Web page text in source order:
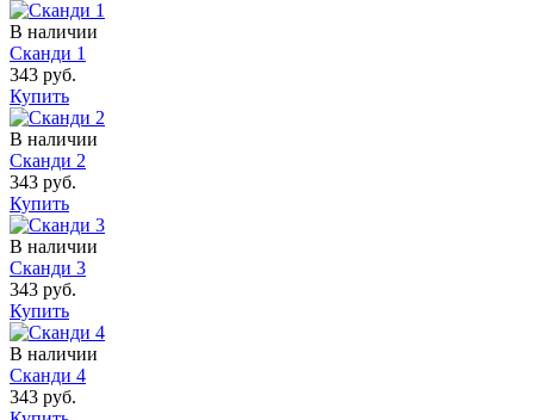
В наличии
Сканди 1
343 руб.
Купить
В наличии
Сканди 2
343 руб.
Купить
В наличии
Сканди 3
343 руб.
Купить
В наличии
Сканди 4
343 руб.